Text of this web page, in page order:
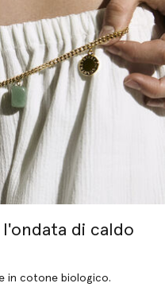
di caldo
in cotone biologico.